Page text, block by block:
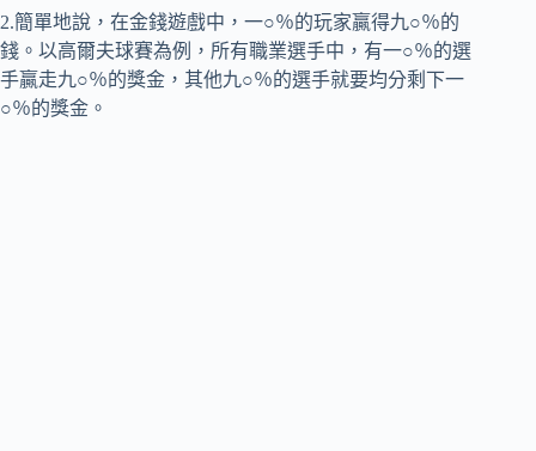
2.簡單地說，在金錢遊戲中，一○％的玩家贏得九○％的
錢。以高爾夫球賽為例，所有職業選手中，有一○％的選
手贏走九○％的獎金，其他九○％的選手就要均分剩下一
○％的獎金。